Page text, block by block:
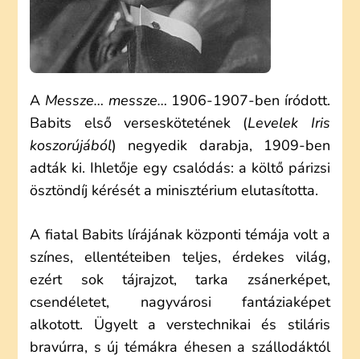
A Messze… messze… 1906-1907-ben íródott.
Babits első verseskötetének (Levelek Iris
koszorújából) negyedik darabja, 1909-ben
adták ki. Ihletője egy csalódás: a költő párizsi
ösztöndíj kérését a minisztérium elutasította.
A fiatal Babits lírájának központi témája volt a
színes, ellentéteiben teljes, érdekes világ,
ezért sok tájrajzot, tarka zsánerképet,
csendéletet, nagyvárosi fantáziaképet
alkotott. Ügyelt a verstechnikai és stiláris
bravúrra, s új témákra éhesen a szállodáktól